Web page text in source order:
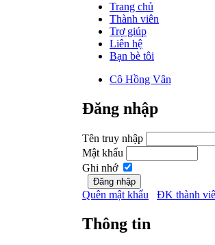
Trang chủ
Thành viên
Trợ giúp
Liên hệ
Bạn bè tôi
Cô Hồng Vân
Đăng nhập
Tên truy nhập
Mật khẩu
Ghi nhớ
Quên mật khẩu ĐK thành
Thông tin